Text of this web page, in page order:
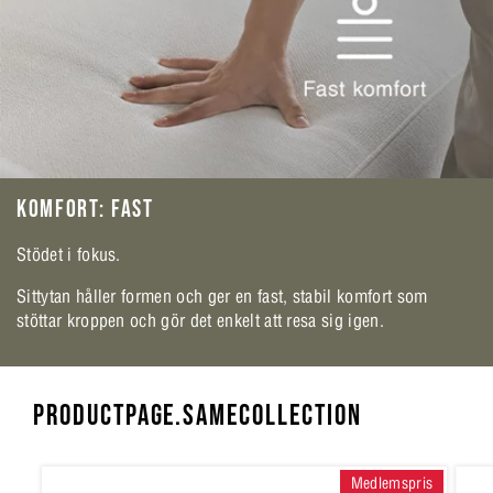
KOMFORT: FAST
Stödet i fokus.
Sittytan håller formen och ger en fast, stabil komfort som
stöttar kroppen och gör det enkelt att resa sig igen.
PRODUCTPAGE.SAMECOLLECTION
Medlemspris